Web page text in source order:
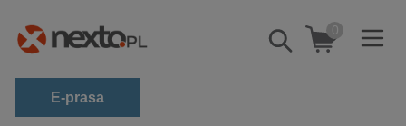
Pokaż/schowaj
wyszukiwarkę
0
E-prasa